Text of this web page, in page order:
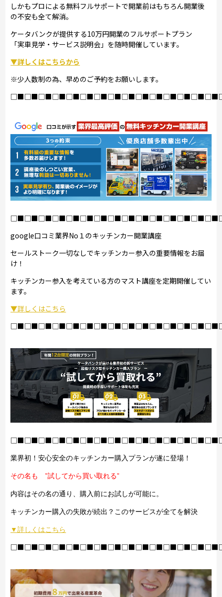
しかもプロによる無料フルサポートで開業前はもちろん開業後
の不安も全て解消。
ケータバンクが提供する10万円開業のフルサポートプラン
「実車見学・サービス説明会」を随時開催しています。
▼詳しくはこちらから
※少人数制の為、早めのご予約をお願いします。
google口コミ業界No１のキッチンカー開業講座
セールストーク一切なしでキッチンカー参入の重要情報をお届
け！
キッチンカー参入を考えている方のマスト講座を定期開催してい
ます。
▼詳しくはこちら
業界初！安心安全のキッチンカー購入プランが遂に登場！
その名も ”試してから買い取れる”
内容はその名の通り、購入前にお試しが可能に。
キッチンカー購入の失敗が続出？このサービスが全てを解決
▼詳しくはこちら